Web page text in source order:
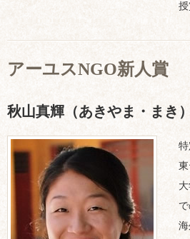
アーユスNGO新人賞
秋山真輝（あきやま・まき）